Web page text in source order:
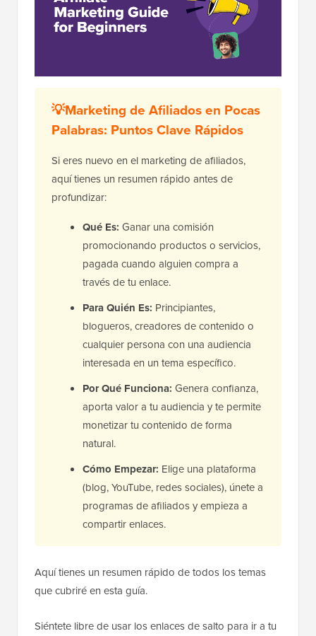
💡Marketing de Afiliados en Pocas
Palabras: Puntos Clave Rápidos
Si eres nuevo en el marketing de afiliados,
aquí tienes un resumen rápido antes de
profundizar:
Qué Es: Ganar una comisión
promocionando productos o servicios,
pagada cuando alguien compra a
través de tu enlace.
Para Quién Es: Principiantes,
blogueros, creadores de contenido o
cualquier persona con una audiencia
interesada en un tema específico.
Por Qué Funciona: Genera confianza,
aporta valor a tu audiencia y te permite
monetizar tu contenido de forma
natural.
Cómo Empezar: Elige una plataforma
(blog, YouTube, redes sociales), únete a
programas de afiliados y empieza a
compartir enlaces.
Aquí tienes un resumen rápido de todos los temas
que cubriré en esta guía.
Siéntete libre de usar los enlaces de salto para ir a tu